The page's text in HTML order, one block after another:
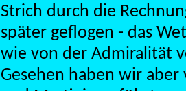
Strich durch die
später geflogen - das
wie von der Admiralität
Gesehen haben wir